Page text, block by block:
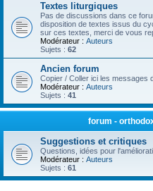
Textes liturgiques
Pas de discussions dans ce
disposition de textes issus du
sur ces textes, merci de vous
Modérateur : Auteurs
Sujets : 62
Ancien forum
Copier / Coller ici les messages
Modérateur : Auteurs
Sujets : 41
forum -
Suggestions et critiques
Questions, idées pour
Modérateur : Auteurs
Sujets : 61